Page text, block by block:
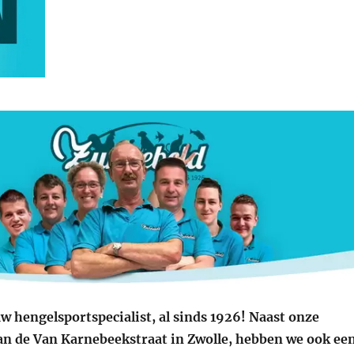
hengelsportspecialist, al sinds 1926! Naast onze
de Van Karnebeekstraat in Zwolle, hebben we ook